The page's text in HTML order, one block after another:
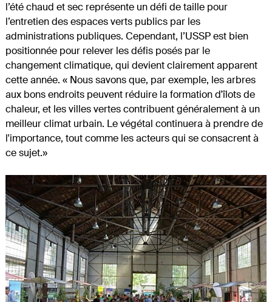
l’été chaud et sec représente un défi de taille pour
l’entretien des espaces verts publics par les
administrations publiques. Cependant, l’USSP est bien
positionnée pour relever les défis posés par le
changement climatique, qui devient clairement apparent
cette année. « Nous savons que, par exemple, les arbres
aux bons endroits peuvent réduire la formation d'îlots de
chaleur, et les villes vertes contribuent généralement à un
meilleur climat urbain. Le végétal continuera à prendre de
l'importance, tout comme les acteurs qui se consacrent à
ce sujet.»